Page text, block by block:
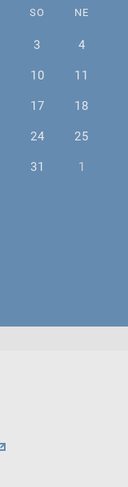
SO NE
3
4
10
11
17
18
24
25
31 1